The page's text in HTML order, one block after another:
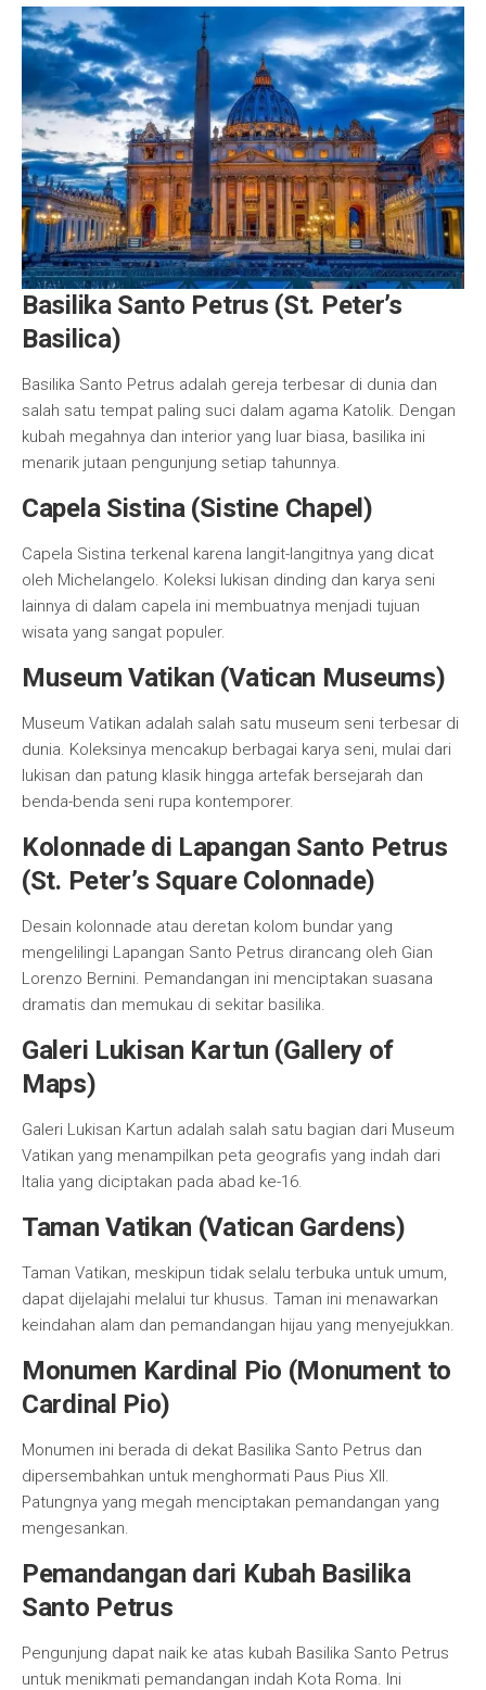
Basilika Santo Petrus (St. Peter’s
Basilica)
Basilika Santo Petrus adalah gereja terbesar di dunia dan
salah satu tempat paling suci dalam agama Katolik. Dengan
kubah megahnya dan interior yang luar biasa, basilika ini
menarik jutaan pengunjung setiap tahunnya.
Capela Sistina (Sistine Chapel)
Capela Sistina terkenal karena langit-langitnya yang dicat
oleh Michelangelo. Koleksi lukisan dinding dan karya seni
lainnya di dalam capela ini membuatnya menjadi tujuan
wisata yang sangat populer.
Museum Vatikan (Vatican Museums)
Museum Vatikan adalah salah satu museum seni terbesar di
dunia. Koleksinya mencakup berbagai karya seni, mulai dari
lukisan dan patung klasik hingga artefak bersejarah dan
benda-benda seni rupa kontemporer.
Kolonnade di Lapangan Santo Petrus
(St. Peter’s Square Colonnade)
Desain kolonnade atau deretan kolom bundar yang
mengelilingi Lapangan Santo Petrus dirancang oleh Gian
Lorenzo Bernini. Pemandangan ini menciptakan suasana
dramatis dan memukau di sekitar basilika.
Galeri Lukisan Kartun (Gallery of
Maps)
Galeri Lukisan Kartun adalah salah satu bagian dari Museum
Vatikan yang menampilkan peta geografis yang indah dari
Italia yang diciptakan pada abad ke-16.
Taman Vatikan (Vatican Gardens)
Taman Vatikan, meskipun tidak selalu terbuka untuk umum,
dapat dijelajahi melalui tur khusus. Taman ini menawarkan
keindahan alam dan pemandangan hijau yang menyejukkan.
Monumen Kardinal Pio (Monument to
Cardinal Pio)
Monumen ini berada di dekat Basilika Santo Petrus dan
dipersembahkan untuk menghormati Paus Pius XII.
Patungnya yang megah menciptakan pemandangan yang
mengesankan.
Pemandangan dari Kubah Basilika
Santo Petrus
Pengunjung dapat naik ke atas kubah Basilika Santo Petrus
untuk menikmati pemandangan indah Kota Roma. Ini